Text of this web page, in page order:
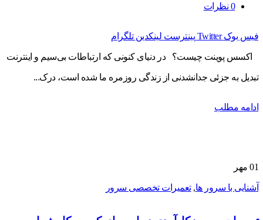
0 نظرات
فیس بوک Twitter پینترست لینکدین تلگرام
اکسس پوینت چیست؟ در دنیای کنونی که ارتباطات بی‌سیم و اینترنت
تبدیل به جزئی جدانشدنی از زندگی روزمره ما شده است، درک...
ادامه مطلب
01 مهر
آشنایی با سرور ها,تعمیرات تخصصی سرور